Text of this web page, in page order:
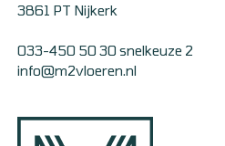
3861 PT Nijkerk
033-450 50 30 snelkeuze 2
info@m2vloeren.nl